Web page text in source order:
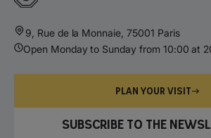
9, Rue de la Monnaie, 75001 Paris
Open Monday to Sunday from 10:00 at
PLAN YOUR VISIT
SUBSCRIBE TO THE